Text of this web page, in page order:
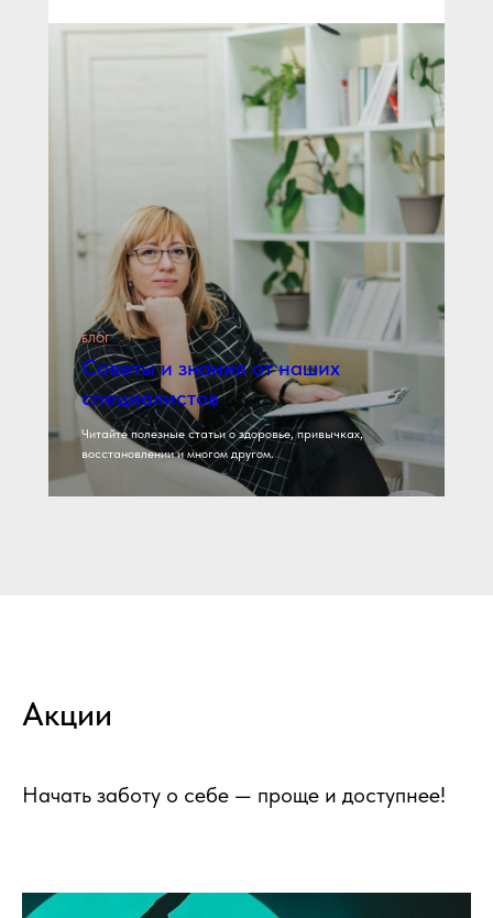
БЛОГ
Советы и знания от наших
специалистов
Читайте полезные статьи о здоровье, привычках,
восстановлении и многом другом.
Акции
Начать заботу о себе — проще и доступнее!